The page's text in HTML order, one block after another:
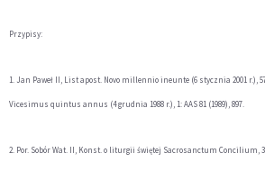
Przypisy:
1. Jan Paweł II, List apost. Novo millennio ineunte (6 stycznia 2001 r.), 57:
Vicesimus quintus annus (4 grudnia 1988 r.), 1: AAS 81 (1989), 897.
2. Por. Sobór Wat. II, Konst. o liturgii świętej Sacrosanctum Concilium, 3.